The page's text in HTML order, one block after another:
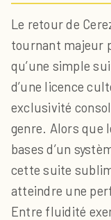
Le retour de
tournant majeur
qu’une simple
d’une licence
exclusivité
genre. Alors que
bases d’un
cette suite
atteindre une
Entre fluidité